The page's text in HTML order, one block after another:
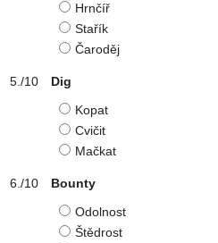
Hrnčíř
Stařík
Čaroděj
Dig
Kopat
Cvičit
Mačkat
Bounty
Odolnost
Štědrost